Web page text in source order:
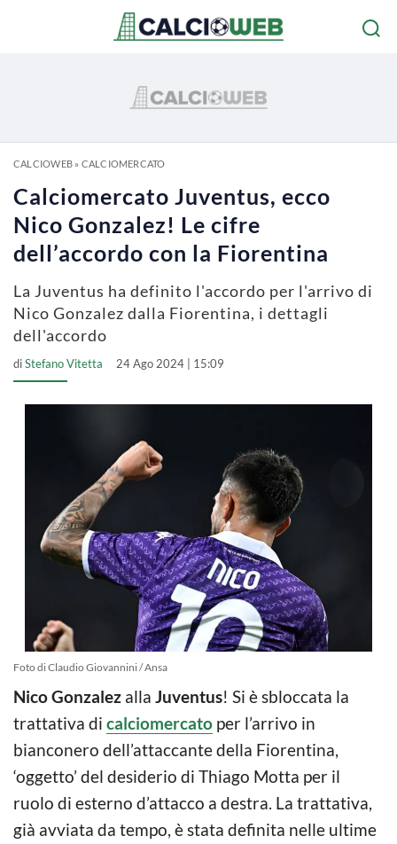
CALCIOWEB» CALCIOMERCATO
Calciomercato Juventus, ecco
Nico Gonzalez! Le cifre
dell’accordo con la Fiorentina
La Juventus ha definito l'accordo per l'arrivo di
Nico Gonzalez dalla Fiorentina, i dettagli
dell'accordo
diStefano Vitetta 24 Ago 2024 | 15:09
Foto di Claudio Giovannini / Ansa
Nico Gonzalez alla Juventus! Si è sbloccata la
trattativa di calciomercato per l’arrivo in
bianconero dell’attaccante della Fiorentina,
‘oggetto’ del desiderio di Thiago Motta per il
ruolo di esterno d’attacco a destra. La trattativa,
già avviata da tempo, è stata definita nelle ultime